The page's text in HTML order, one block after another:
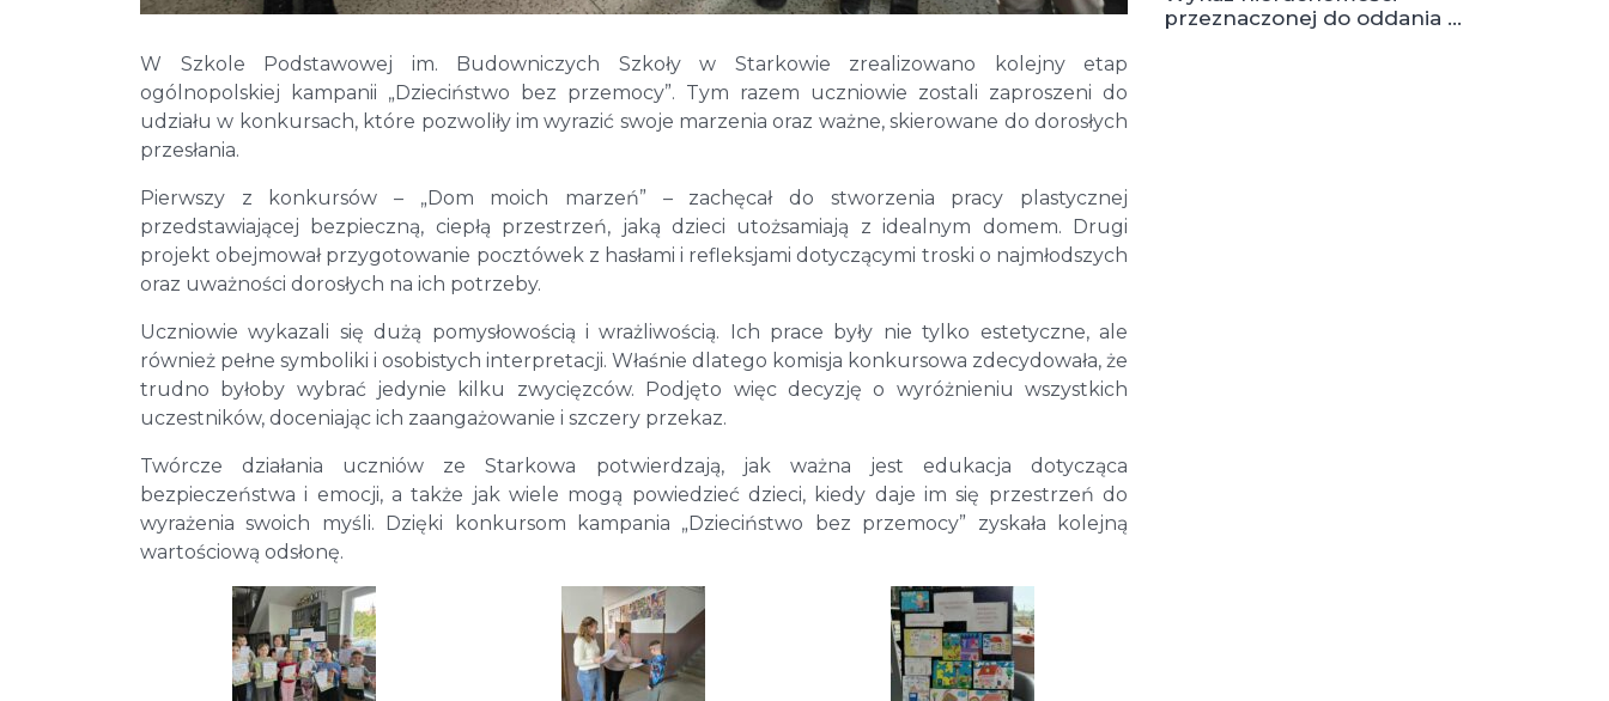
W Szkole Podstawowej im. Budowniczych Szkoły w Starkowie zrealizowano kolejny etap
ogólnopolskiej kampanii „Dzieciństwo bez przemocy”. Tym razem uczniowie zostali zaproszeni do
udziału w konkursach, które pozwoliły im wyrazić swoje marzenia oraz ważne, skierowane do dorosłych
przesłania.
Pierwszy z konkursów – „Dom moich marzeń” – zachęcał do stworzenia pracy plastycznej
przedstawiającej bezpieczną, ciepłą przestrzeń, jaką dzieci utożsamiają z idealnym domem. Drugi
projekt obejmował przygotowanie pocztówek z hasłami i refleksjami dotyczącymi troski o najmłodszych
oraz uważności dorosłych na ich potrzeby.
Uczniowie wykazali się dużą pomysłowością i wrażliwością. Ich prace były nie tylko estetyczne, ale
również pełne symboliki i osobistych interpretacji. Właśnie dlatego komisja konkursowa zdecydowała, że
trudno byłoby wybrać jedynie kilku zwycięzców. Podjęto więc decyzję o wyróżnieniu wszystkich
uczestników, doceniając ich zaangażowanie i szczery przekaz.
Twórcze działania uczniów ze Starkowa potwierdzają, jak ważna jest edukacja dotycząca
bezpieczeństwa i emocji, a także jak wiele mogą powiedzieć dzieci, kiedy daje im się przestrzeń do
wyrażenia swoich myśli. Dzięki konkursom kampania „Dzieciństwo bez przemocy” zyskała kolejną
wartościową odsłonę.
przeznaczonej do oddania w